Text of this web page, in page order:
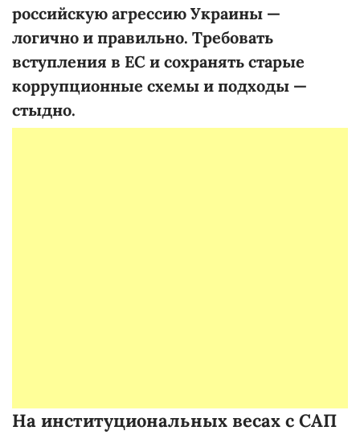
российскую агрессию Украины —
логично и правильно. Требовать
вступления в ЕС и сохранять старые
коррупционные схемы и подходы —
стыдно.
На институциональных весах с САП